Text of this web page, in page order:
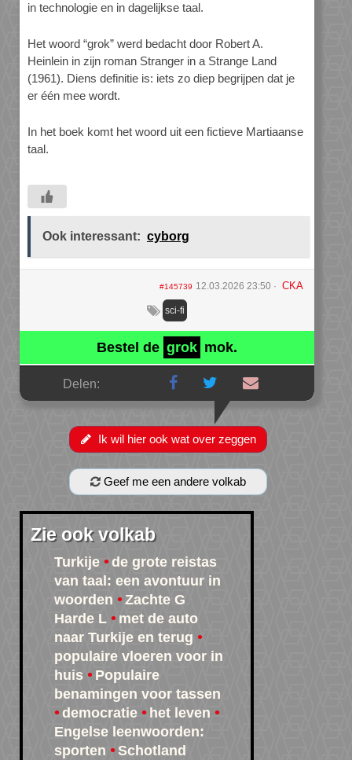
in technologie en in dagelijkse taal.
Het woord “grok” werd bedacht door Robert A.
Heinlein in zijn roman Stranger in a Strange Land
(1961). Diens definitie is: iets zo diep begrijpen dat je
er één mee wordt.
In het boek komt het woord uit een fictieve Martiaanse
taal.
Ook interessant: cyborg
#145739 12.03.2026 23:50 CKA
sci-fi
Bestel de grok mok.
Delen:
Ik wil hier ook wat over zeggen
Geef me een andere volkab
Zie ook volkab
Turkije
de grote reistas
van taal: een avontuur in
woorden
Zachte G
Harde L
met de auto
naar Turkije en terug
populaire vloeren voor in
huis
Populaire
benamingen voor tassen
democratie
het leven
Engelse leenwoorden:
sporten
Schotland